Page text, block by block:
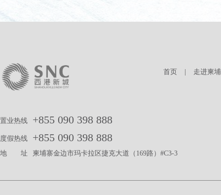
置业热线 +855 090 398 888
度假热线 +855 090 398 888
地 址 柬埔寨金边市玛卡拉区捷克大道（169路）#C3-3
首页 | 走进柬